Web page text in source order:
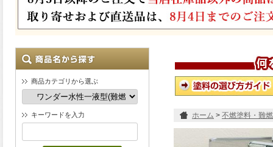
商品カテゴリから選ぶ
キーワードを入力 ホーム > 不燃塗料・難
リヤー(白木色) 14kg (